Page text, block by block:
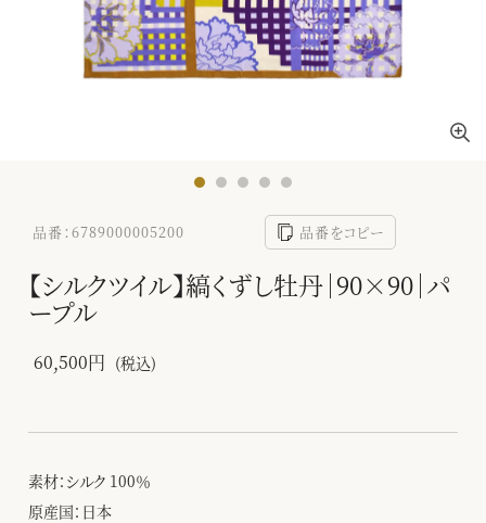
品番：6789000005200 品番をコピー
【シルクツイル】縞くずし牡丹｜90×90｜パ
ープル
60,500円 (税込)
素材：シルク 100％
原産国：日本